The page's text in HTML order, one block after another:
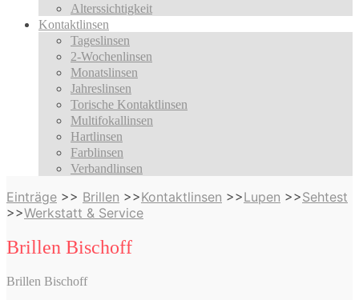
Alterssichtigkeit
Kontaktlinsen
Tageslinsen
2-Wochenlinsen
Monatslinsen
Jahreslinsen
Torische Kontaktlinsen
Multifokallinsen
Hartlinsen
Farblinsen
Verbandlinsen
Einträge >> Brillen >>Kontaktlinsen >>Lupen >>Sehtest
>>Werkstatt & Service
Brillen Bischoff
Brillen Bischoff